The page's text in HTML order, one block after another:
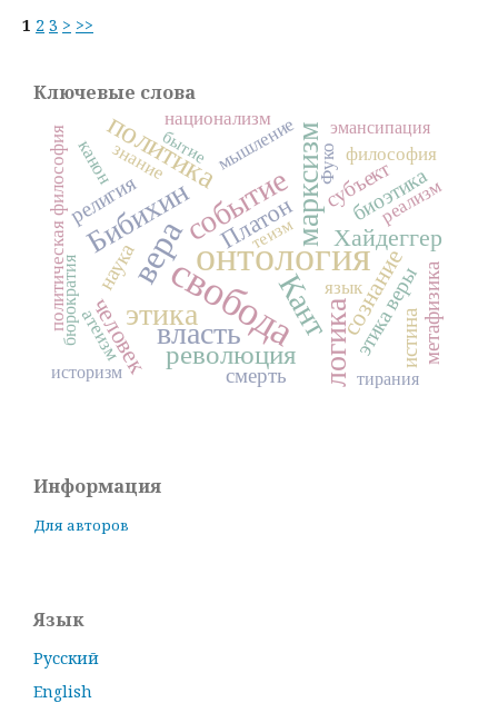
1 2 3 > >>
Ключевые слова
свобода
онтология
вера
Кант
событие
этика
власть
марксизм
логика
политика
Бибихин
революция
человек сознание
Платон Хайдеггер
субъект
наука
религия
этика верыметафизика
истина
смерть
биоэтика
политическая философия философия
мышление
канон
реализм
знание Фуко
атеизм
национализм
язык
тирания
бюрократия
эмансипация
теизм
историзм
бытие
Информация
Для авторов
Язык
Русский
English